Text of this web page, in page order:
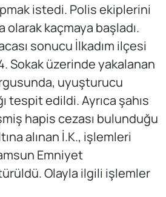
istedi. Polis ekiplerini
olarak kaçmaya başladı.
sonucu İlkadım ilçesi
Sokak üzerinde yakalanan
uyuşturucu
tespit edildi. Ayrıca şahıs
hapis cezası bulunduğu
alınan İ.K., işlemleri
Emniyet
Olayla ilgili işlemler